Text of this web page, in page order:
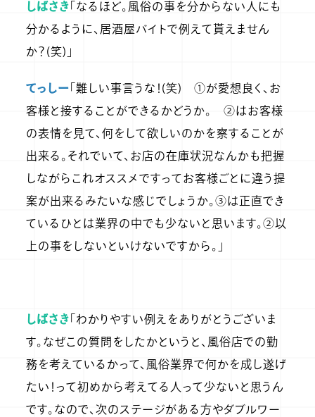
しばさき「なるほど。風俗の事を分からない人にも
分かるように、居酒屋バイトで例えて貰えません
か？(笑)」
てっしー「難しい事言うな！(笑) ①が愛想良く、お
客様と接することができるかどうか。 ②はお客様
の表情を見て、何をして欲しいのかを察することが
出来る。それでいて、お店の在庫状況なんかも把握
しながらこれオススメですってお客様ごとに違う提
案が出来るみたいな感じでしょうか。③は正直でき
ているひとは業界の中でも少ないと思います。②以
上の事をしないといけないですから。」
しばさき「わかりやすい例えをありがとうございま
す。なぜこの質問をしたかというと、風俗店での勤
務を考えているかって、風俗業界で何かを成し遂げ
たい！って初めから考えてる人って少ないと思うん
です。なので、次のステージがある方やダブルワー